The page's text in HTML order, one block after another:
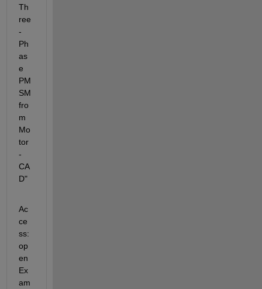
Th
ree
-
Ph
as
e
PM
SM
fro
m
Mo
tor
-
CA
D"
Ac
ce
ss:
op
en
Ex
am